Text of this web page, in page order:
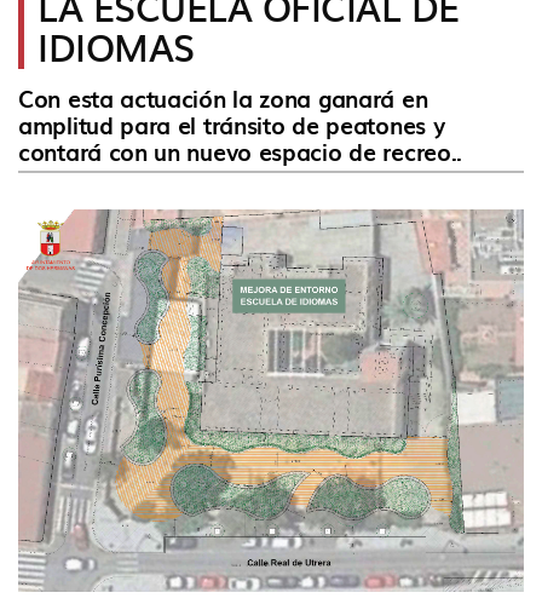
idioma
IDIOMAS
Con esta actuación la zona ganará en
amplitud para el tránsito de peatones y
contará con un nuevo espacio de recreo..